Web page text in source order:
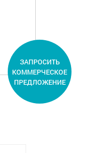
ЗАПРОСИТЬ
КОММЕРЧЕСКОЕ
ПРЕДЛОЖЕНИЕ